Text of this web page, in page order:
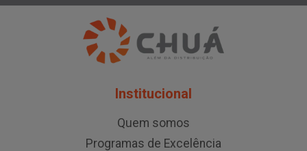
Institucional
Quem somos
Programas de Excelência